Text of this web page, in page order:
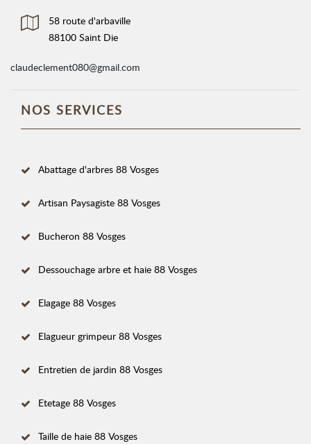
58 route d'arbaville
88100 Saint Die
claudeclement080@gmail.com
NOS SERVICES
Abattage d'arbres 88 Vosges
Artisan Paysagiste 88 Vosges
Bucheron 88 Vosges
Dessouchage arbre et haie 88 Vosges
Elagage 88 Vosges
Elagueur grimpeur 88 Vosges
Entretien de jardin 88 Vosges
Etetage 88 Vosges
Taille de haie 88 Vosges